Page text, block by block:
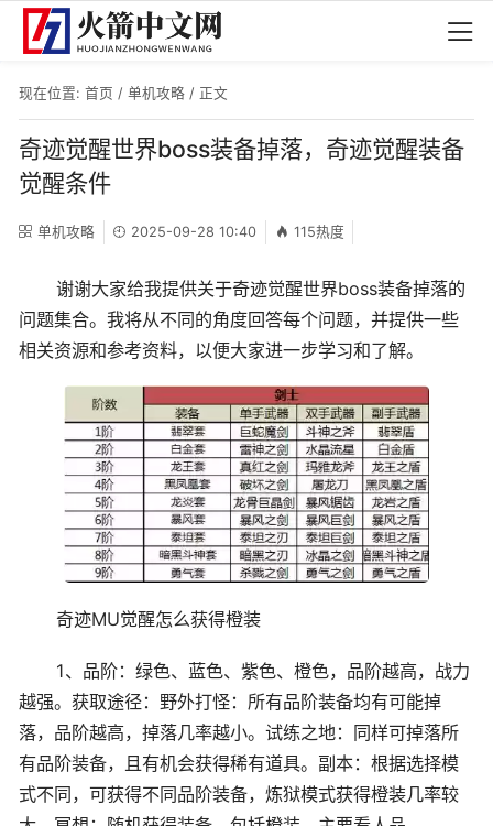
现在位置: 首页 / 单机攻略 / 正文
奇迹觉醒世界boss装备掉落，奇迹觉醒装备
觉醒条件
单机攻略 2025-09-28 10:40 115热度
谢谢大家给我提供关于奇迹觉醒世界boss装备掉落的
问题集合。我将从不同的角度回答每个问题，并提供一些
相关资源和参考资料，以便大家进一步学习和了解。
奇迹MU觉醒怎么获得橙装
1、品阶：绿色、蓝色、紫色、橙色，品阶越高，战力
越强。获取途径：野外打怪：所有品阶装备均有可能掉
落，品阶越高，掉落几率越小。试练之地：同样可掉落所
有品阶装备，且有机会获得稀有道具。副本：根据选择模
式不同，可获得不同品阶装备，炼狱模式获得橙装几率较